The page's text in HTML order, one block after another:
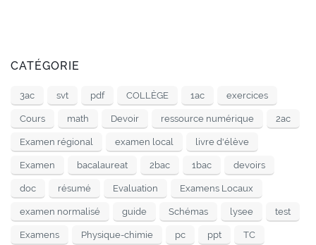
CATÉGORIE
3ac svt pdf COLLÈGE 1ac exercices
Cours math Devoir ressource numérique 2ac
Examen régional examen local livre d'élève
Examen bacalaureat 2bac 1bac devoirs
doc résumé Evaluation Examens Locaux
examen normalisé guide Schémas lysee test
Examens Physique-chimie pc ppt TC